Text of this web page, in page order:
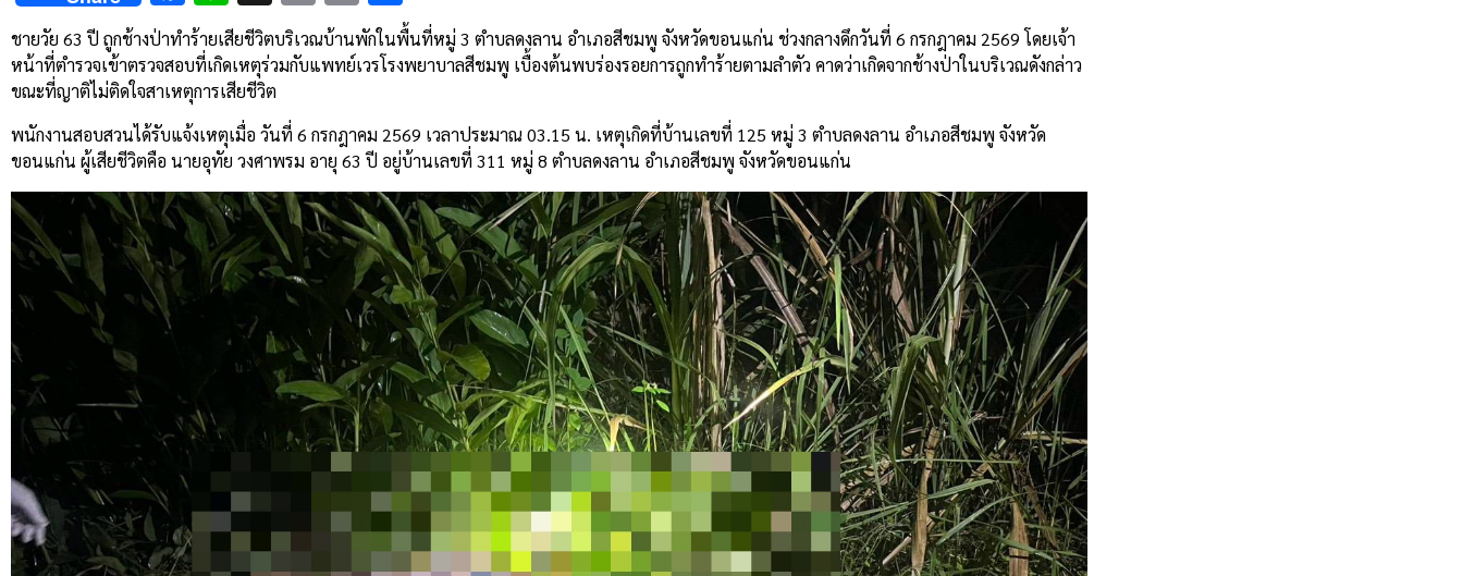
Link
ชายวัย 63 ปี ถูกช้างป่าทำร้ายเสียชีวิตบริเวณบ้านพักในพื้นที่หมู่ 3 ตำบลดงลาน อำเภอสีชมพู จังหวัดขอนแก่น ช่วงกลางดึกวันที่ 6 กรกฎาคม 2569 โดยเจ้า
หน้าที่ตำรวจเข้าตรวจสอบที่เกิดเหตุร่วมกับแพทย์เวรโรงพยาบาลสีชมพู เบื้องต้นพบร่องรอยการถูกทำร้ายตามลำตัว คาดว่าเกิดจากช้างป่าในบริเวณดังกล่าว
ขณะที่ญาติไม่ติดใจสาเหตุการเสียชีวิต
พนักงานสอบสวนได้รับแจ้งเหตุเมื่อ วันที่ 6 กรกฎาคม 2569 เวลาประมาณ 03.15 น. เหตุเกิดที่บ้านเลขที่ 125 หมู่ 3 ตำบลดงลาน อำเภอสีชมพู จังหวัด
ขอนแก่น ผู้เสียชีวิตคือ นายอุทัย วงศาพรม อายุ 63 ปี อยู่บ้านเลขที่ 311 หมู่ 8 ตำบลดงลาน อำเภอสีชมพู จังหวัดขอนแก่น